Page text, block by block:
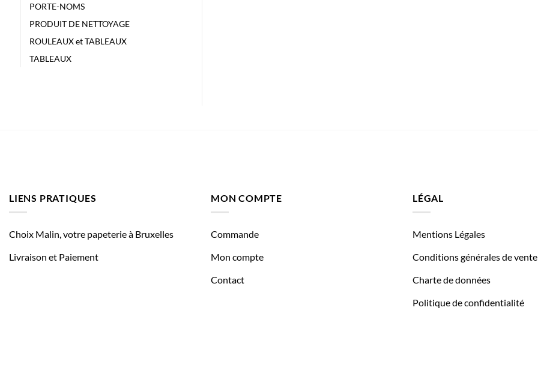
PORTE-NOMS
PRODUIT DE NETTOYAGE
ROULEAUX et TABLEAUX
TABLEAUX
LIENS PRATIQUES
Choix Malin, votre papeterie à Bruxelles
Livraison et Paiement
MON COMPTE
Commande
Mon compte
Contact
LÉGAL
Mentions Légales
Conditions générales de vente
Charte de données
Politique de confidentialité